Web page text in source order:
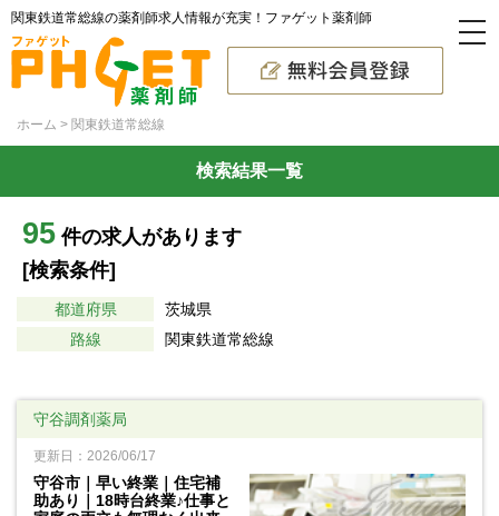
関東鉄道常総線の薬剤師求人情報が充実！ファゲット薬剤師
ホーム 関東鉄道常総線
検索結果一覧
95 件の求人があります
[検索条件]
都道府県
茨城県
路線
関東鉄道常総線
守谷調剤薬局
更新日：2026/06/17
守谷市｜早い終業｜住宅補
助あり｜18時台終業♪仕事と